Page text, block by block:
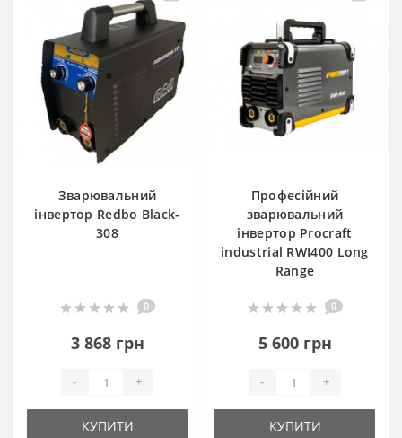
Зварювальний
інвертор Redbo Black-
308
0
3 868 грн
- +
КУПИТИ
Професійний
зварювальний
інвертор Procraft
industrial RWI400 Long
Range
0
5 600 грн
- +
КУПИТИ